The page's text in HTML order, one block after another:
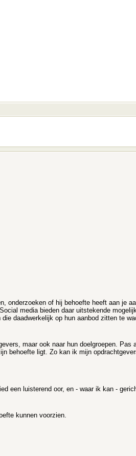
of hij behoefte heeft aan je
media bieden daar uitstekende
daadwerkelijk op hun aanbod zitten te
maar ook naar hun doelgroepen. Pas
behoefte ligt. Zo kan ik mijn
een luisterend oor, en - waar ik kan -
kunnen voorzien.